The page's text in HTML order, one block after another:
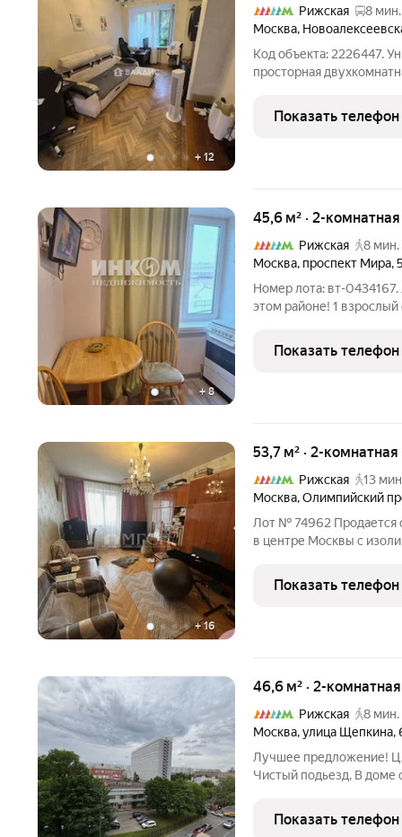
+ 12
Рижская
8 мин.
Москва,
Код объекта: 2226447.
просторная
качеством и
Показать телефон
+ 8
45,6 м² · 2-
Рижская
8 мин.
Москва, проспект Мира,
Номер лота: вт-
этом районе! 1
Подходит как для
бизнес.
Показать телефон
+16
53,7 м² · 2-
Рижская
13
Москва,Олимпийский
Лот № 74962 Продается
в центре Москвы с
Один взрослый
Юридически и
Показать телефон
46,6 м² · 2-
Рижская
8 мин.
Москва,улица Щепкина,
Лучшее предложение!
Чистый подьезд, В доме
взрослый собственник,
Ключи на руках,
Показать телефон